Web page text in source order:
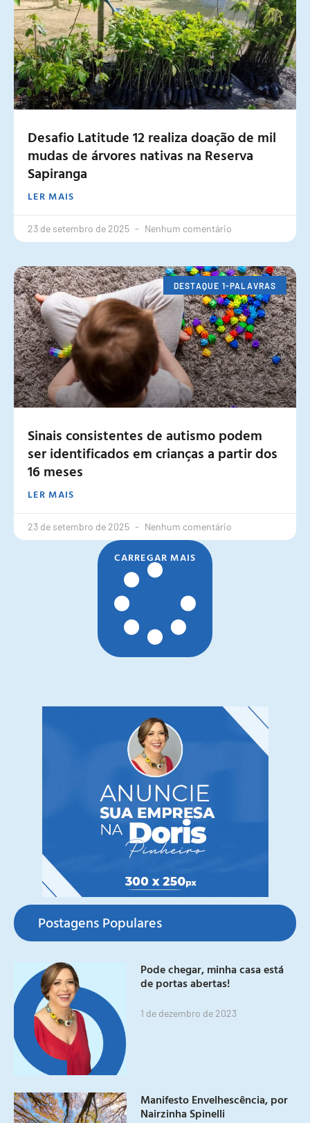
Desafio Latitude 12 realiza doação de mil
mudas de árvores nativas na Reserva
Sapiranga
LER MAIS
23 de setembro de 2025 Nenhum comentário
DESTAQUE 1-PALAVRAS
Sinais consistentes de autismo podem
ser identificados em crianças a partir dos
16 meses
LER MAIS
23 de setembro de 2025 Nenhum comentário
CARREGAR MAIS
Postagens Populares
Pode chegar, minha casa está
de portas abertas!
1 de dezembro de 2023
Manifesto Envelhescência, por
Nairzinha Spinelli